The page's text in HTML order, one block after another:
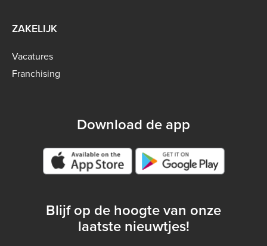
ZAKELIJK
Vacatures
Franchising
Download de app
Google play store
Blijf op de hoogte van onze
laatste nieuwtjes!